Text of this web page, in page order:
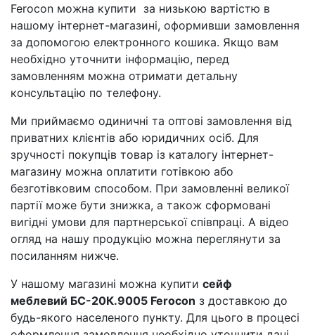
Ferocon можна купити за низькою вартістю в
нашому інтернет-магазині, оформивши замовлення
за допомогою електронного кошика. Якщо вам
необхідно уточнити інформацію, перед
замовленням можна отримати детальну
консультацію по телефону.
Ми приймаємо одиничні та оптові замовлення від
приватних клієнтів або юридичних осіб. Для
зручності покупців товар із каталогу інтернет-
магазину можна оплатити готівкою або
безготівковим способом. При замовленні великої
партії може бути знижка, а також сформовані
вигідні умови для партнерської співпраці. А відео
огляд на нашу продукцію можна переглянути за
посиланням нижче.
У нашому магазині можна купити сейф
меблевий БС-20К.9005 Ferocon з доставкою до
будь-якого населеного пункту. Для цього в процесі